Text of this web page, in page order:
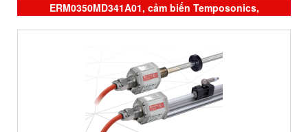
ERM0350MD341A01, cảm biến Temposonics,
RHM0310MD531P102, RHM0600MD531P102 , sensor
lý Temposonics